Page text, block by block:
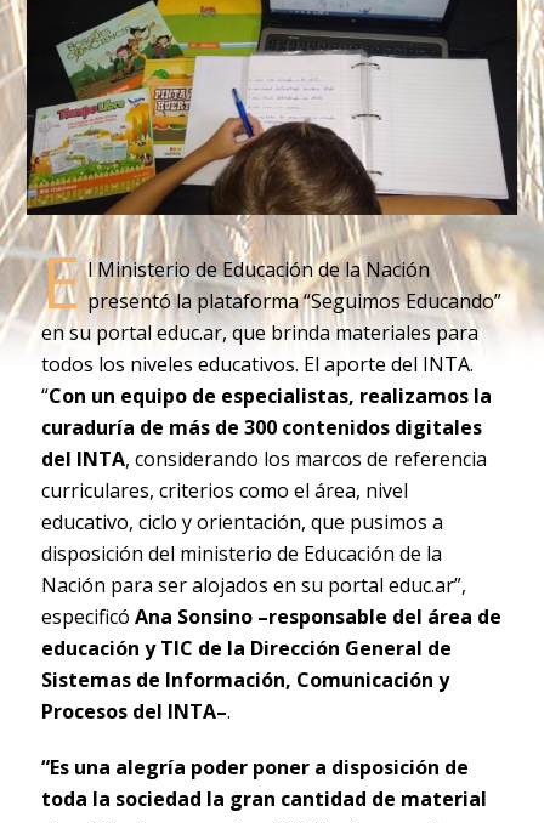
E l Ministerio de Educación de la Nación
presentó la plataforma “Seguimos Educando”
en su portal educ.ar, que brinda materiales para
todos los niveles educativos. El aporte del INTA.
“Con un equipo de especialistas, realizamos la
curaduría de más de 300 contenidos digitales
del INTA, considerando los marcos de referencia
curriculares, criterios como el área, nivel
educativo, ciclo y orientación, que pusimos a
disposición del ministerio de Educación de la
Nación para ser alojados en su portal educ.ar”,
especificó Ana Sonsino –responsable del área de
educación y TIC de la Dirección General de
Sistemas de Información, Comunicación y
Procesos del INTA–.
“Es una alegría poder poner a disposición de
toda la sociedad la gran cantidad de material